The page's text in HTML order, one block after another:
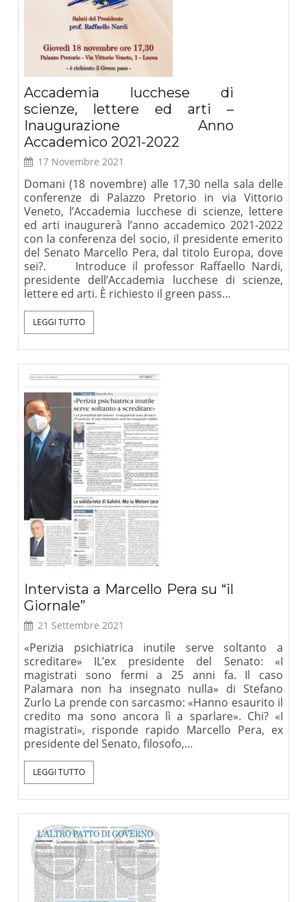
Accademia lucchese di
scienze, lettere ed arti –
Inaugurazione Anno
Accademico 2021-2022
17 Novembre 2021
Domani (18 novembre) alle 17,30 nella sala delle
conferenze di Palazzo Pretorio in via Vittorio
Veneto, l’Accademia lucchese di scienze, lettere
ed arti inaugurerà l’anno accademico 2021-2022
con la conferenza del socio, il presidente emerito
del Senato Marcello Pera, dal titolo Europa, dove
sei?. Introduce il professor Raffaello Nardi,
presidente dell’Accademia lucchese di scienze,
lettere ed arti. È richiesto il green pass…
LEGGI TUTTO
Intervista a Marcello Pera su “il
Giornale”
21 Settembre 2021
«Perizia psichiatrica inutile serve soltanto a
screditare» IL’ex presidente del Senato: «I
magistrati sono fermi a 25 anni fa. Il caso
Palamara non ha insegnato nulla» di Stefano
Zurlo La prende con sarcasmo: «Hanno esaurito il
credito ma sono ancora lì a sparlare». Chi? «I
magistrati», risponde rapido Marcello Pera, ex
presidente del Senato, filosofo,…
LEGGI TUTTO